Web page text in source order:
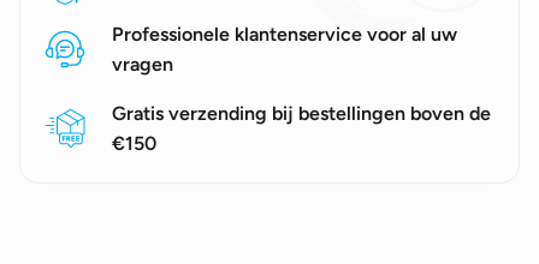
Professionele klantenservice voor al uw
vragen
Gratis verzending bij bestellingen boven de
€150